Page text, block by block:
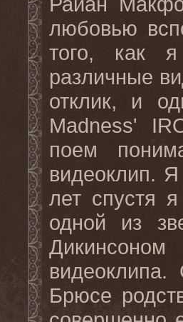
любовью
того, как
различные
отклик, и
Madness'
поем
видеоклип.
лет спустя
одной из
Брюсе